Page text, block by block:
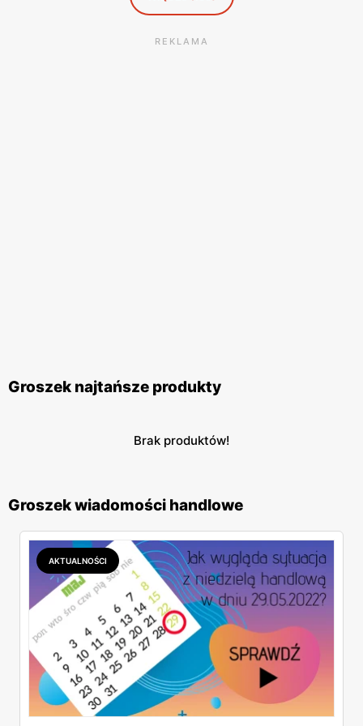
REKLAMA
Groszek najtańsze produkty
Brak produktów!
Groszek wiadomości handlowe
AKTUALNOŚCI